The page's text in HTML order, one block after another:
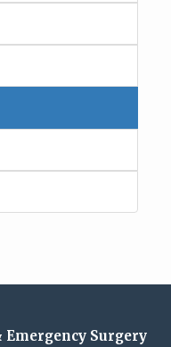
Surgery